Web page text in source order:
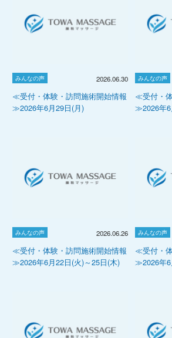
みんなの声 2026.06.30
≪受付・体験・訪問施術開始情報
≫2026年6月29日(月)
みんなの声
≪受付・
≫2026年6
みんなの声 2026.06.26
≪受付・体験・訪問施術開始情報
≫2026年6月22日(火)～25日(木)
みんなの声
≪受付・
≫2026年6